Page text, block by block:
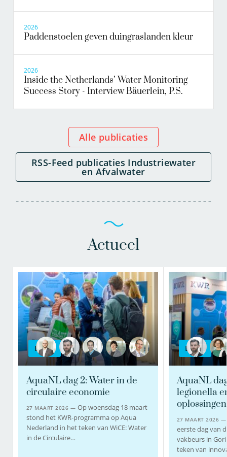
2026
Paddenstoelen geven duingraslanden kleur
2026
Inside the Netherlands’ Water Monitoring
Success Story - Interview Bäuerlein, P.S.
Alle publicaties
RSS-Feed publicaties Industriewater
en Afvalwater
Actueel
BLOG
AquaNL dag 2: Water in de
circulaire economie
27 MAART 2026 — Op woensdag 18 maart
stond het KWR-programma op Aqua
Nederland in het teken van WiCE: Water
in de Circulaire…
BLOG
AquaNL
legionella
oplossingen
27 MAART 2026
eerste dag van
vakbeurs in
teken van